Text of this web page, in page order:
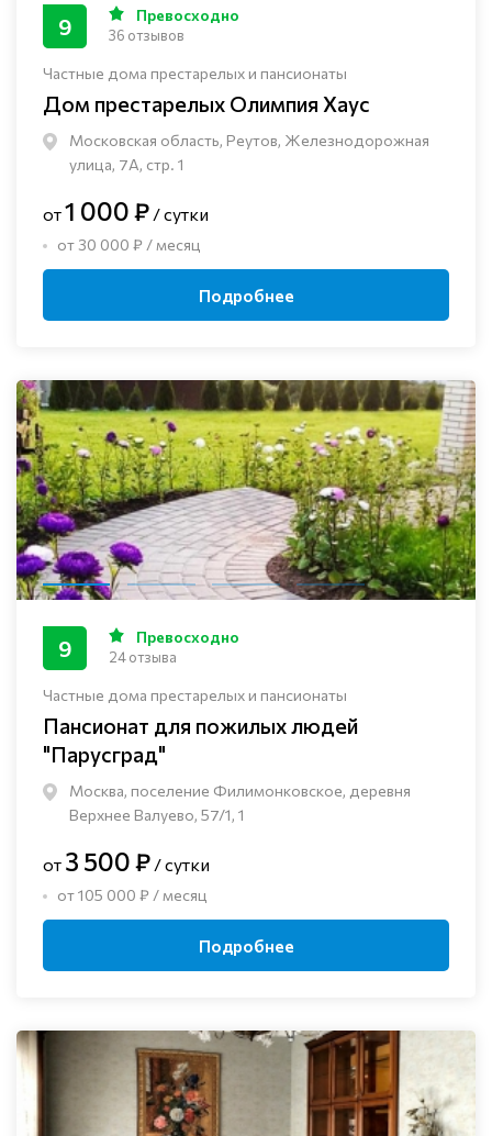
Частные дома престарелых и пансионаты
Дом престарелых Олимпия Хаус
Московская область, Реутов, Железнодорожная
улица, 7А, стр. 1
9 Превосходно
36 отзывов
от1 000 ₽ / сутки
от 30 000 ₽ / месяц
Подробнее
Частные дома престарелых и пансионаты
Пансионат для пожилых людей
"Парусград"
Москва, поселение Филимонковское, деревня
Верхнее Валуево, 57/1, 1
9 Превосходно
24 отзыва
от 3 500 ₽ / сутки
от 105 000 ₽ / месяц
Подробнее